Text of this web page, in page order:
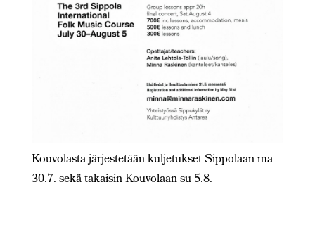
Kouvolasta järjestetään kuljetukset Sippolaan ma
30.7. sekä takaisin Kouvolaan su 5.8.